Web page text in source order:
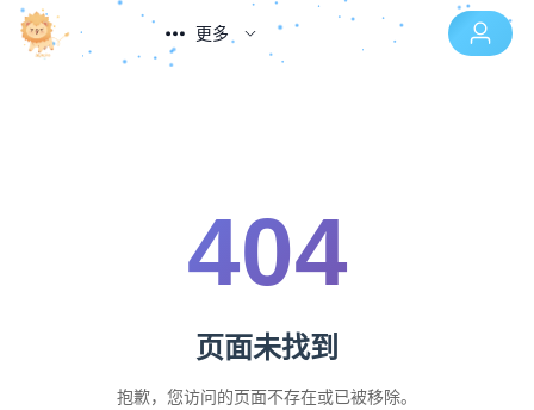
更多
404
页面未找到
抱歉，您访问的页面不存在或已被移除。